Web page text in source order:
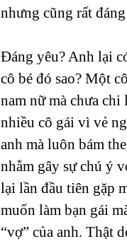
nhưng cũng rất
Đáng yêu? Anh lại
cô bé đó sao? Một
nam nữ mà chưa
nhiều cô gái vì vẻ
anh mà luôn bám
nhằm gây sự chú ý
lại lần đầu tiên gặp
muốn làm bạn gái
“vợ” của anh. Thật